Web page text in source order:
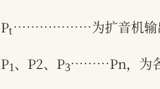
P ………………为扩音机输出
P 、P2、P ………Pn，为各